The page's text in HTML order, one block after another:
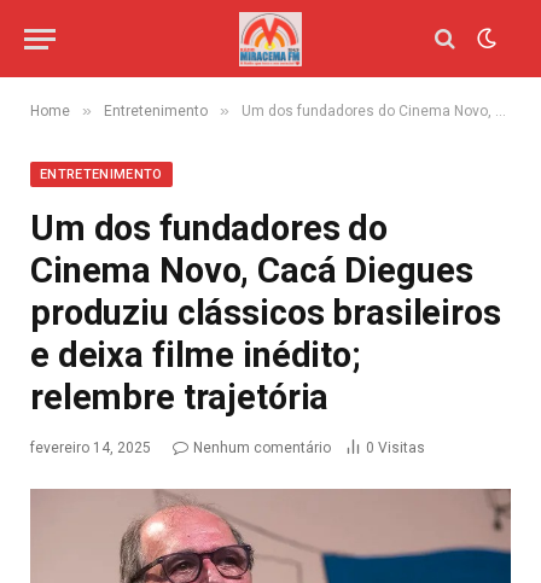
Home » Entretenimento » Um dos fundadores do Cinema Novo, Cacá Diegues produziu clássicos brasileiros e deixa filme inédito; relembre trajetória
ENTRETENIMENTO
Um dos fundadores do
Cinema Novo, Cacá Diegues
produziu clássicos brasileiros
e deixa filme inédito;
relembre trajetória
fevereiro 14, 2025 Nenhum comentário 0 Visitas